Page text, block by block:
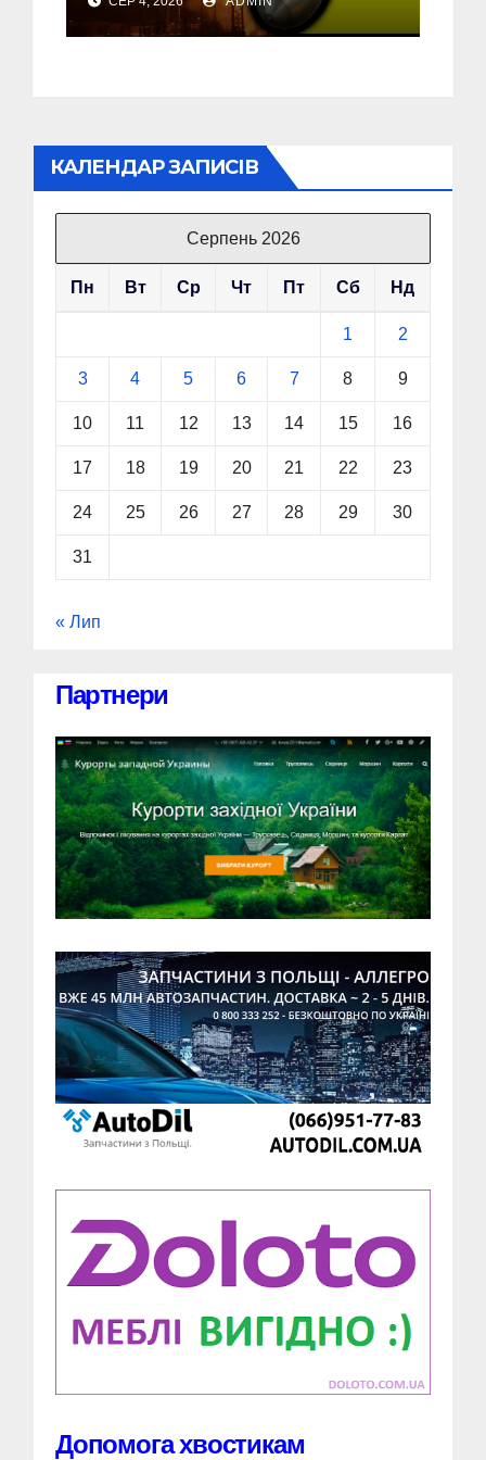
об’єкт на Росії
КАЛЕНДАР ЗАПИСІВ
Серпень 2026
Пн Вт Ср Чт Пт Сб Нд
1 2
3 4 5 6 7 8 9
10 11 12 13 14 15 16
17 18 19 20 21 22 23
24 25 26 27 28 29 30
31
« Лип
Партнери
Допомога хвостикам